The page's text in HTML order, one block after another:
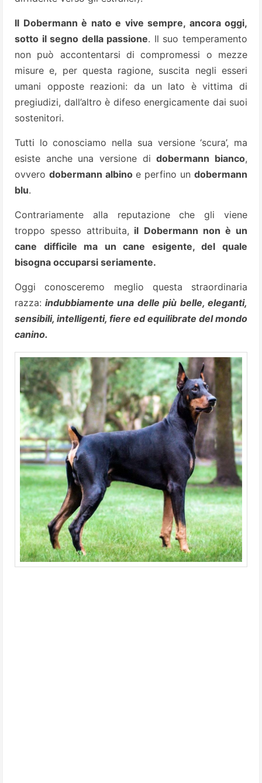
Il Dobermann è nato e vive sempre, ancora oggi,
sotto il segno della passione. Il suo temperamento
non può accontentarsi di compromessi o mezze
misure e, per questa ragione, suscita negli esseri
umani opposte reazioni: da un lato è vittima di
pregiudizi, dall’altro è difeso energicamente dai suoi
sostenitori.
Tutti lo conosciamo nella sua versione ‘scura’, ma
esiste anche una versione didobermann bianco,
ovvero dobermann albino e perfino un dobermann
blu.
Contrariamente alla reputazione che gli viene
troppo spesso attribuita, il Dobermann non è un
cane difficile ma un cane esigente, del quale
bisogna occuparsi seriamente.
Oggi conosceremo meglio questa straordinaria
razza: indubbiamente una delle più belle, eleganti,
sensibili, intelligenti, fiere ed equilibrate del mondo
canino.